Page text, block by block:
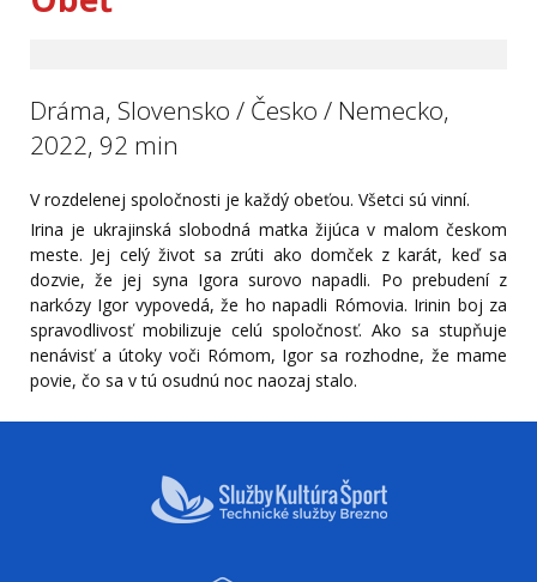
Dráma, Slovensko / Česko / Nemecko,
2022, 92 min
V rozdelenej spoločnosti je každý obeťou. Všetci sú vinní.
Irina je ukrajinská slobodná matka žijúca v malom českom
meste. Jej celý život sa zrúti ako domček z karát, keď sa
dozvie, že jej syna Igora surovo napadli. Po prebudení z
narkózy Igor vypovedá, že ho napadli Rómovia. Irinin boj za
spravodlivosť mobilizuje celú spoločnosť. Ako sa stupňuje
nenávisť a útoky voči Rómom, Igor sa rozhodne, že mame
povie, čo sa v tú osudnú noc naozaj stalo.